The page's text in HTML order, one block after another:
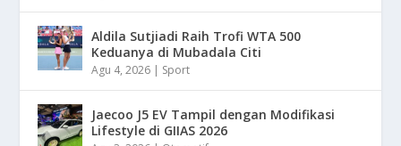
Aldila Sutjiadi Raih Trofi WTA 500
Keduanya di Mubadala Citi
Agu 4, 2026 | Sport
Jaecoo J5 EV Tampil dengan Modifikasi
Lifestyle di GIIAS 2026